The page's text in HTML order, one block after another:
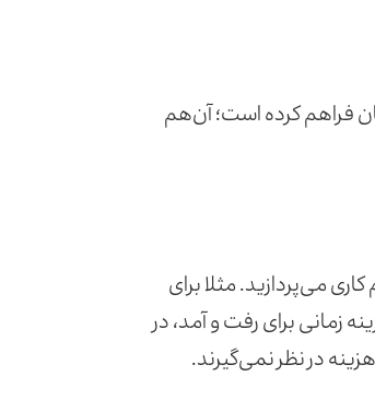
فراهم کرده است؛ آن‌هم
می‌پردازید. مثلا برای
زمانی برای رفت‌ و آمد، در
در نظر نمی‌گیرند.